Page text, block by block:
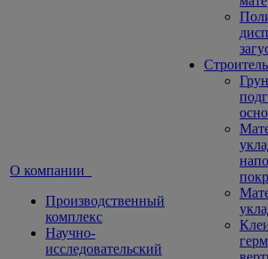
О компании
Производственный
комплекс
Научно-
исследовательский